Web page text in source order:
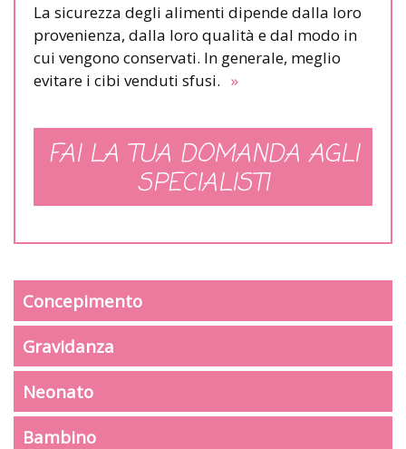
La sicurezza degli alimenti dipende dalla loro
provenienza, dalla loro qualità e dal modo in
cui vengono conservati. In generale, meglio
evitare i cibi venduti sfusi. »
FAI LA TUA DOMANDA AGLI
SPECIALISTI
Concepimento
Gravidanza
Neonato
Bambino